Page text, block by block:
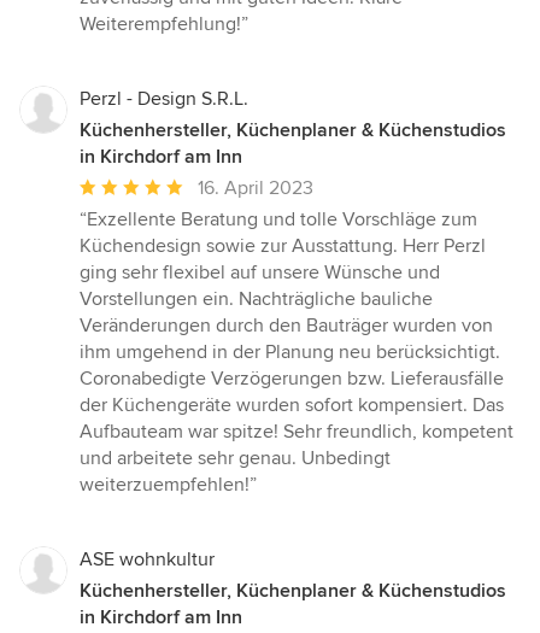
5
Weiterempfehlung!”
Perzl - Design S.R.L.
Küchenhersteller, Küchenplaner & Küchenstudios
in Kirchdorf am Inn
Durchschnittliche
Bewertung:
5
von
5
Sternen
16. April 2023
“Exzellente Beratung und tolle Vorschläge zum
Küchendesign sowie zur Ausstattung. Herr Perzl
ging sehr flexibel auf unsere Wünsche und
Vorstellungen ein. Nachträgliche bauliche
Veränderungen durch den Bauträger wurden von
ihm umgehend in der Planung neu berücksichtigt.
Coronabedigte Verzögerungen bzw. Lieferausfälle
der Küchengeräte wurden sofort kompensiert. Das
Aufbauteam war spitze! Sehr freundlich, kompetent
und arbeitete sehr genau. Unbedingt
weiterzuempfehlen!”
ASE wohnkultur
Küchenhersteller, Küchenplaner & Küchenstudios
in Kirchdorf am Inn